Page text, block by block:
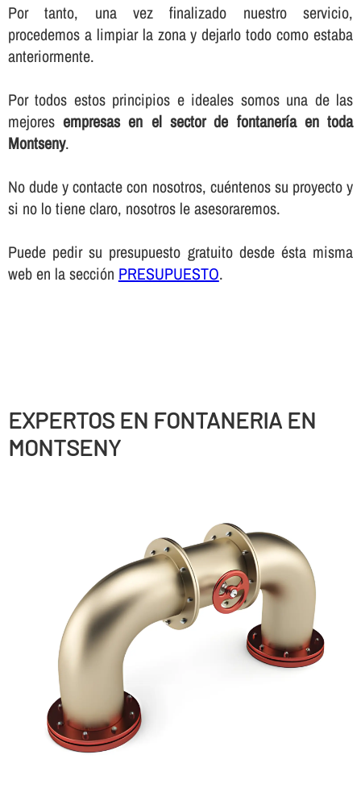
Por tanto, una vez finalizado nuestro servicio,
procedemos a limpiar la zona y dejarlo todo como estaba
anteriormente.
Por todos estos principios e ideales somos una de las
mejoresempresas en el sector de fontanerí­a en toda
Montseny.
No dude y contacte con nosotros, cuéntenos su proyecto y
si no lo tiene claro, nosotros le asesoraremos.
Puede pedir su presupuesto gratuito desde ésta misma
web en la sección PRESUPUESTO.
EXPERTOS EN FONTANERIA EN
MONTSENY